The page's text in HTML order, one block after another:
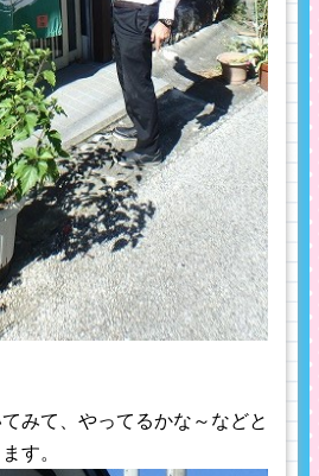
みて、やってるかな～などと
す。